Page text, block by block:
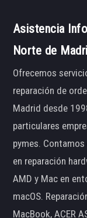
Asistencia
Norte de
Ofrecemos
reparación de
Madrid desde
particulares
pymes.
en reparación
AMD y Mac en
macOS.
MacBook, ACER